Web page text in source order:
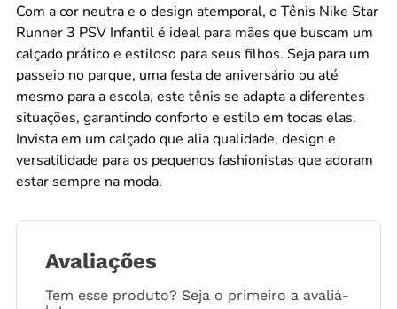
Com a cor neutra e o design atemporal, o Tênis Nike Star
Runner 3 PSV Infantil é ideal para mães que buscam um
calçado prático e estiloso para seus filhos. Seja para um
passeio no parque, uma festa de aniversário ou até
mesmo para a escola, este tênis se adapta a diferentes
situações, garantindo conforto e estilo em todas elas.
Invista em um calçado que alia qualidade, design e
versatilidade para os pequenos fashionistas que adoram
estar sempre na moda.
Avaliações
Tem esse produto? Seja o primeiro a avaliá-